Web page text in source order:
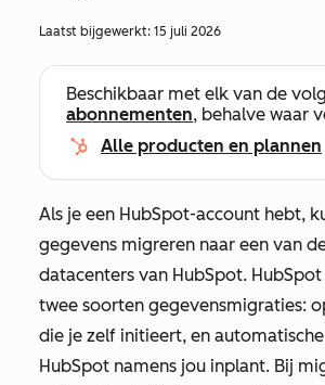
Laatst bijgewerkt: 15 juli 2026
Beschikbaar met elk van de
abonnementen, behalve waar
Alle producten en plannen
Als je een HubSpot-account hebt,
gegevens migreren naar een van
datacenters van HubSpot.
twee soorten gegevensmigraties:
die je zelf initieert, en
HubSpot namens jou inplant. Bij